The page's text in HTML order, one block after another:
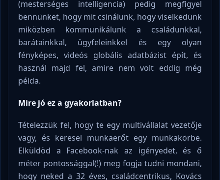
(mesterséges intelligencia) pedig megfigyel
bennünket, hogy mit csinálunk, hogy viselkedünk
miközben kommunikálunk a családunkkal,
barátainkkal, ügyfeleinkkel és egy olyan
fényképes, videós globális adatbázist épít, és
használ majd fel, amire nem volt eddig még
példa.
Mire jó ez a gyakorlatban?
Tételezzük fel, hogy te egy multivállalat vezetője
vagy, és keresel munkaerőt egy munkakörbe.
Elküldöd a Facebook-nak az igényedet, és ő
méter pontossággal(!) meg fogja tudni mondani,
hogy neked a 32 éves, családcentrikus, Kovács